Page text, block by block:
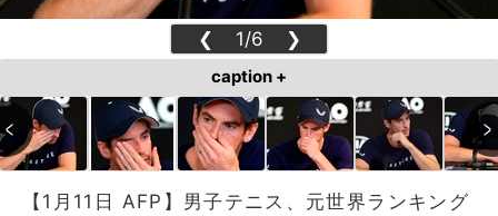
❮ 1/6 ❯
caption +
【1月11日 AFP】男子テニス、元世界ランキング